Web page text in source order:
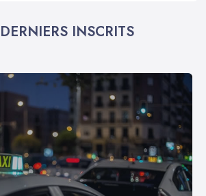
INSCRITS